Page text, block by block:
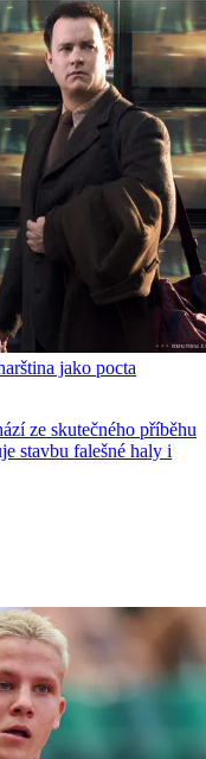
jako pocta
ze skutečného příběhu
stavbu falešné haly i